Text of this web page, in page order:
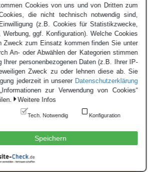
(Managementfunktionen) sowie die
Aspekte (Funding als auch
drei Projektnationen teilten sich die
Workstrands untereinander auf.
den Anteil Transport, Zypern analysiert
und Deutschland übernahm die
in Federführung. Aufgrund der
können sich die Nationen
fokussieren; die restlichen
bei Bedarf jedoch jederzeit wieder
Cookies von uns und von Dritten zum
die nicht technisch notwendig sind,
(z.B. Cookies für Statistikzwecke,
ggf. Konfiguration). Welche Cookies
Zweck zum Einsatz kommen finden Sie unter
An- oder Abwählen der Kategorien stimmen
Ihrer personenbezogenen Daten (z.B. Ihrer IP-
Zweck zu oder lehnen diese ab. Sie
jederzeit in unserer Datenschutzerklärung
zur Verwendung von Cookies“
Weitere Infos
Tech. Notwendig Konfiguration
Speichern